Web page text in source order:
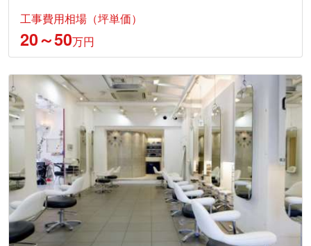
工事費用相場（坪単価）
20～50万円